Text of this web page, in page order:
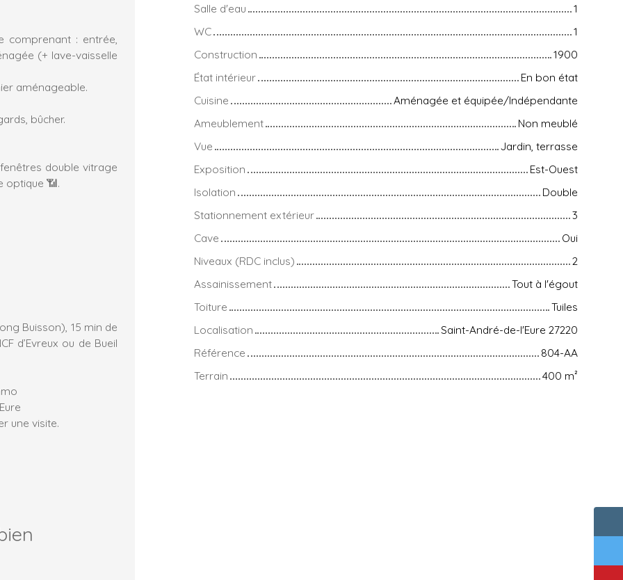
comprenant : entrée,
(+ lave-vaisselle
aménageable.
bûcher.
double vitrage
optique 📶.
Buisson), 15 min de
d’Evreux ou de Bueil
une visite.
Salle d'eau
1
WC
1
Construction
1900
État intérieur
En bon état
Cuisine
Aménagée et équipée/Indépendante
Ameublement
Non meublé
Vue
Jardin, terrasse
Exposition
Est-Ouest
Isolation
Double
Stationnement extérieur
3
Cave
Oui
Niveaux (RDC inclus)
2
Assainissement
Tout à l'égout
Toiture
Tuiles
Localisation
Saint-André-de-l'Eure 27220
Référence
804-AA
Terrain
400 m²